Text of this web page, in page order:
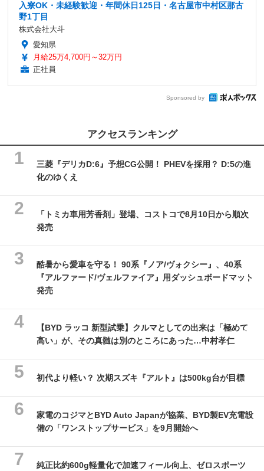
入寮OK・未経験歓迎・年間休日125日・名古屋市中村区那古
野1丁目
株式会社大斗
愛知県
月給25万4,700円～32万円
正社員
Sponsored by
アクセスランキング
三菱『デリカD:6』予想CG公開！ PHEVを採用？ D:5の進
化のゆくえ
「トミカ車用芳香剤」登場、コストコで8月10日から順次
発売
酷暑から愛車を守る！ 90系『ノア/ヴォクシー』、40系
『アルファード/ヴェルファイア』用ダッシュボードマット
発売
【BYD ラッコ 新型試乗】クルマとしての出来は「極めて
高い」が、その真髄は別のところにあった…中村孝仁
初代より軽い？ 次期スズキ『アルト』は500kg台が目標
家電のコジマとBYD Auto Japanが協業、BYD製EV充電設
備の「ワンストップサービス」を9月開始へ
純正比約600g軽量化で加速フィール向上、ゼロスポーツ